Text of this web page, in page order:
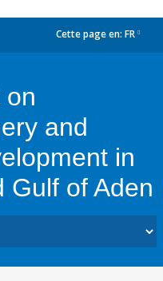
Cette page en: FR
on
and
in
Gulf of Aden